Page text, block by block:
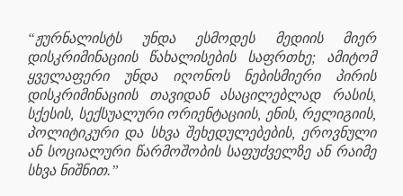
“ჟურნალისტს უნდა ესმოდეს მედიის მიერ
დისკრიმინაციის წახალისების საფრთხე; ამიტომ
ყველაფერი უნდა იღონოს ნებისმიერი პირის
დისკრიმინაციის თავიდან ასაცილებლად რასის,
სქესის, სექსუალური ორიენტაციის, ენის, რელიგიის,
პოლიტიკური და სხვა შეხედულებების, ეროვნული
ან სოციალური წარმოშობის საფუძველზე ან რაიმე
სხვა ნიშნით.”